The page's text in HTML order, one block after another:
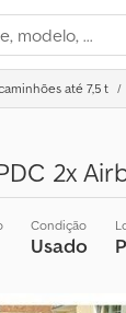
até 7,5 t
2x
Condição
Usado